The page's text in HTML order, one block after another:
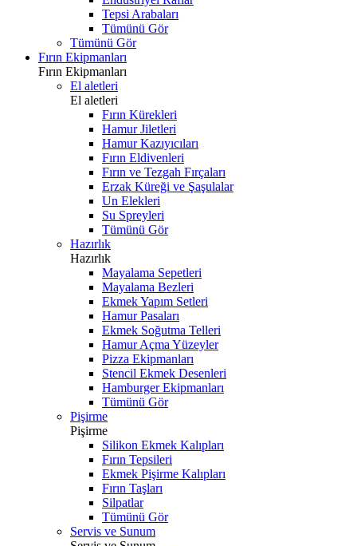
Tepsi Arabaları
Tümünü Gör
Tümünü Gör
Fırın Ekipmanları
Fırın Ekipmanları
El aletleri
El aletleri
Fırın Kürekleri
Hamur Jiletleri
Hamur Kazıyıcıları
Fırın Eldivenleri
Fırın ve Tezgah Fırçaları
Erzak Küreği ve Şaşulalar
Un Elekleri
Su Spreyleri
Tümünü Gör
Hazırlık
Hazırlık
Mayalama Sepetleri
Mayalama Bezleri
Ekmek Yapım Setleri
Hamur Pasaları
Ekmek Soğutma Telleri
Hamur Açma Yüzeyler
Pizza Ekipmanları
Stencil Ekmek Desenleri
Hamburger Ekipmanları
Tümünü Gör
Pişirme
Pişirme
Silikon Ekmek Kalıpları
Fırın Tepsileri
Ekmek Pişirme Kalıpları
Fırın Taşları
Silpatlar
Tümünü Gör
Servis ve Sunum